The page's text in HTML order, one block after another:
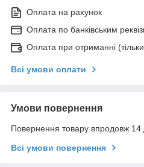
Оплата на рахунок
Оплата по банківським
Оплата при отриманні
Всі умови оплати
Умови повернення
Повернення товару впродовж 14
Всі умови повернення